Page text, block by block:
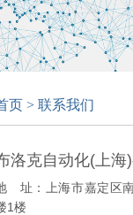
页 > 联系我们
洛克自动化(上海)
址：上海市嘉定区
1楼